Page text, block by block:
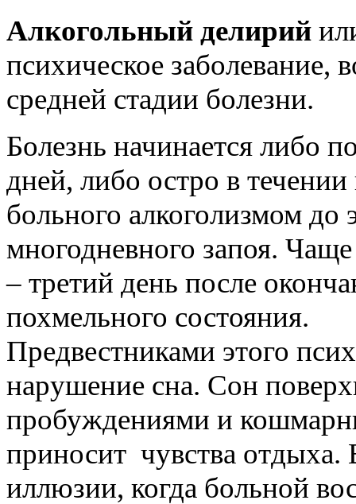
Алкогольный делирий
психическое заболевание,
средней стадии болезни.
Болезнь начинается либо
дней, либо остро в
больного алкоголизмом до
многодневного запоя. Чаще
– третий день после
похмельного состояния.
Предвестниками этого
нарушение сна. Сон
пробуждениями и
приносит чувства
иллюзии, когда больной